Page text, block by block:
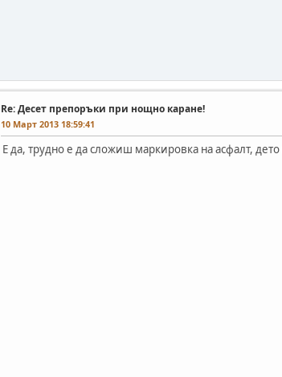
Re: Десет препоръки при нощно каране!
10 Март 2013 18:59:41
Е да, трудно е да сложиш маркировка на асфалт,